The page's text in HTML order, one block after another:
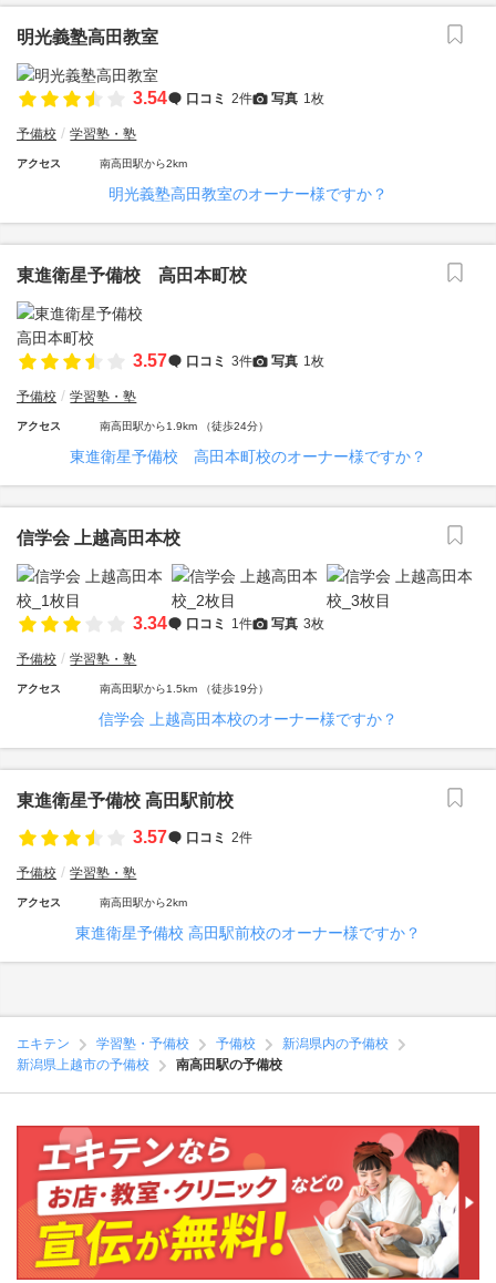
明光義塾高田教室
3.54 口コミ 2件 写真 1枚
予備校 学習塾・塾
アクセス 南高田駅から2km
明光義塾高田教室のオーナー様ですか？
東進衛星予備校 高田本町校
3.57 口コミ 3件 写真 1枚
予備校 学習塾・塾
アクセス 南高田駅から1.9km （徒歩24分）
東進衛星予備校 高田本町校のオーナー様ですか？
信学会 上越高田本校
3.34 口コミ 1件 写真 3枚
予備校 学習塾・塾
アクセス 南高田駅から1.5km （徒歩19分）
信学会 上越高田本校のオーナー様ですか？
東進衛星予備校 高田駅前校
3.57
口コミ 2件
予備校 学習塾・塾
アクセス 南高田駅から2km
東進衛星予備校 高田駅前校のオーナー様ですか？
エキテン 学習塾・予備校 予備校
新潟県内の予備校
新潟県上越市の予備校
南高田駅の予備校